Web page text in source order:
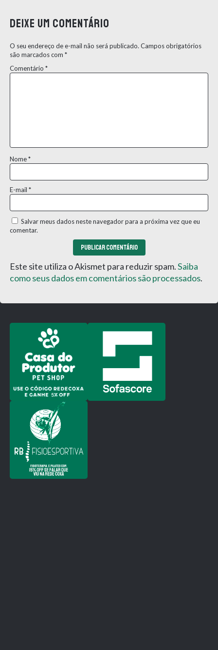
Deixe um comentário
O seu endereço de e-mail não será publicado. Campos obrigatórios
são marcados com *
Comentário *
Nome*
E-mail *
Salvar meus dados neste navegador para a próxima vez que eu
comentar.
Este site utiliza o Akismet para reduzir spam.Saiba
como seus dados em comentários são processados.